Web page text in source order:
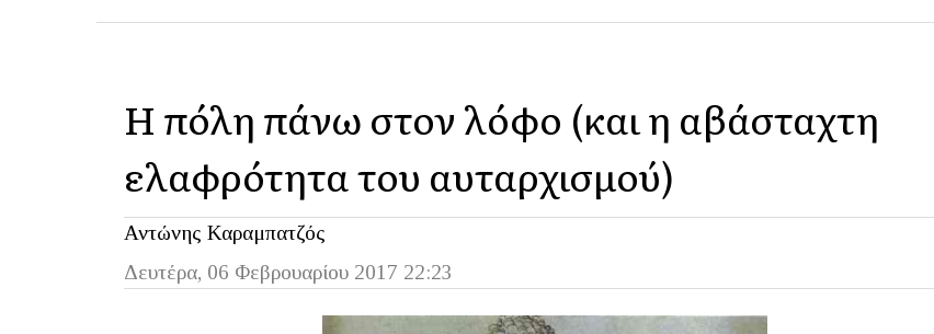
Η πόλη πάνω στον λόφο (και η αβάσταχτη
ελαφρότητα του αυταρχισμού)
Αντώνης Καραμπατζός
Δευτέρα, 06 Φεβρουαρίου 2017 22:23